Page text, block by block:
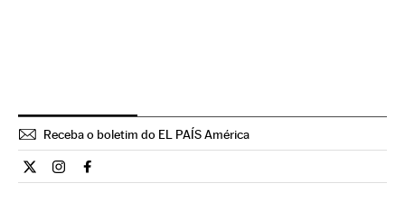
Receba o boletim do EL PAÍS América
Ciencia El País Brasil en Twitter
Ciencia El País Brasil en Instagram
Ciencia El País Brasil en Facebook